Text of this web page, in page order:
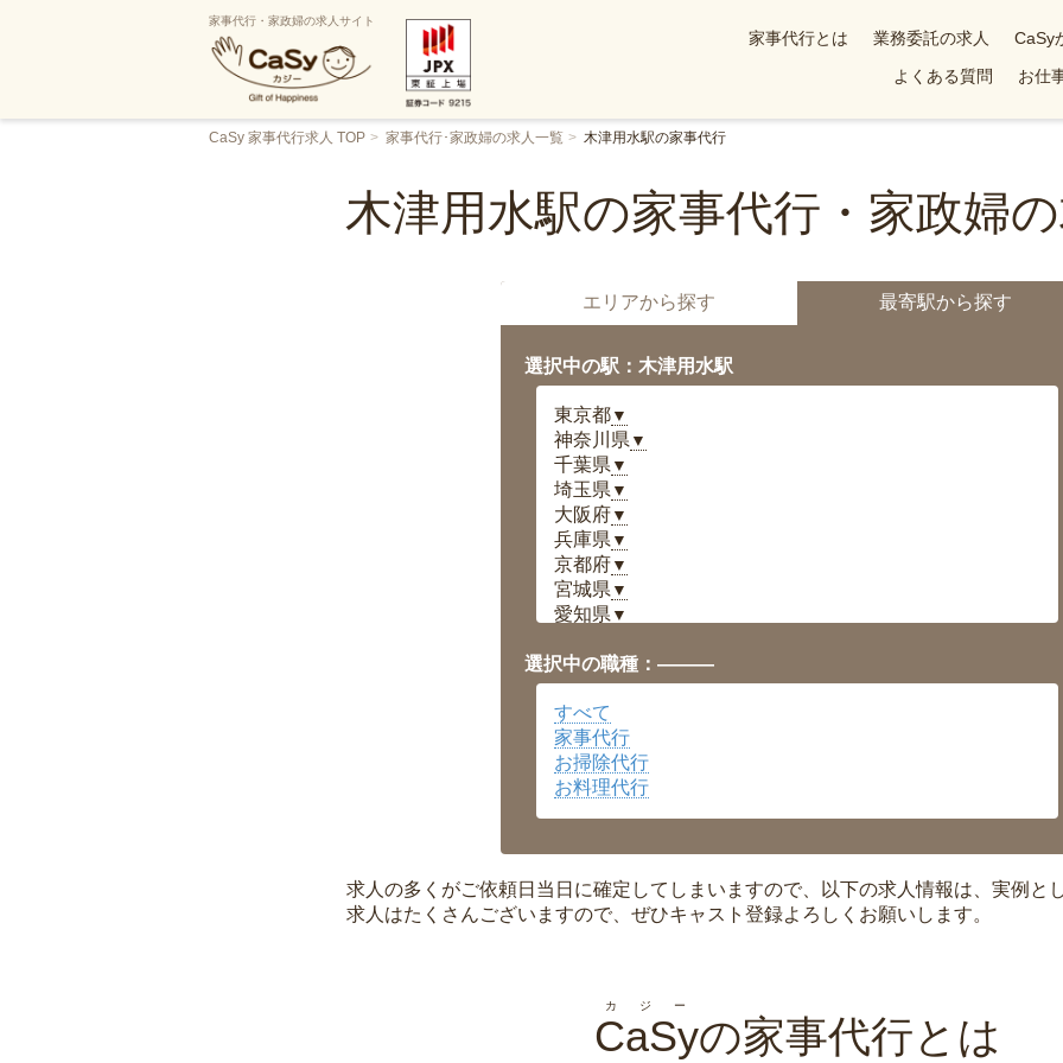
家事代行・家政婦の求人サイト
家事代行とは 業務委託の求人 CaSy
よくある質問
お仕
CaSy 家事代行求人 TOP 家事代行･家政婦の求人一覧 木津用水駅の家事代行
木津用水駅の家事代行・家政婦
エリアから探す 最寄駅から探す
選択中の駅：木津用水駅
東京都▼
神奈川県 ▼
千葉県 ▼
埼玉県 ▼
大阪府▼
兵庫県 ▼
京都府▼
宮城県 ▼
愛知県 ▼
岡山県▼
広島県▼
沖縄県
選択中の職種：———
すべて
家事代行
お掃除代行
お料理代行
求人の多くがご依頼日当日に確定してしまいますので、以下の求人情報は、実例と
求人はたくさんございますので、ぜひキャスト登録よろしくお願いします。
CaSy
カジー
の家事代行とは